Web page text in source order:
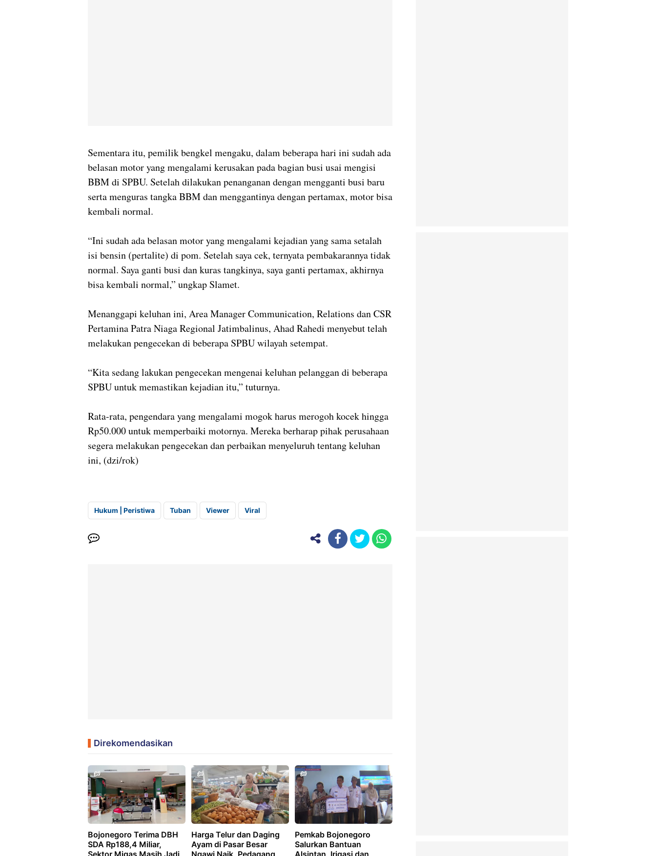
Sementara itu, pemilik bengkel mengaku, dalam beberapa hari ini sudah ada
belasan motor yang mengalami kerusakan pada bagian busi usai mengisi
BBM di SPBU. Setelah dilakukan penanganan dengan mengganti busi baru
serta menguras tangka BBM dan menggantinya dengan pertamax, motor bisa
kembali normal.
“Ini sudah ada belasan motor yang mengalami kejadian yang sama setalah
isi bensin (pertalite) di pom. Setelah saya cek, ternyata pembakarannya tidak
normal. Saya ganti busi dan kuras tangkinya, saya ganti pertamax, akhirnya
bisa kembali normal,” ungkap Slamet.
Menanggapi keluhan ini, Area Manager Communication, Relations dan CSR
Pertamina Patra Niaga Regional Jatimbalinus, Ahad Rahedi menyebut telah
melakukan pengecekan di beberapa SPBU wilayah setempat.
“Kita sedang lakukan pengecekan mengenai keluhan pelanggan di beberapa
SPBU untuk memastikan kejadian itu,” tuturnya.
Rata-rata, pengendara yang mengalami mogok harus merogoh kocek hingga
Rp50.000 untuk memperbaiki motornya. Mereka berharap pihak perusahaan
segera melakukan pengecekan dan perbaikan menyeluruh tentang keluhan
ini, (dzi/rok)
Hukum | Peristiwa Tuban Viewer Viral
Direkomendasikan
Bojonegoro Terima DBH
SDA Rp188,4 Miliar,
Sektor Migas Masih Jadi
Harga Telur dan Daging
Ayam di Pasar Besar
Ngawi Naik, Pedagang
Pemkab Bojonegoro
Salurkan Bantuan
Alsintan, Irigasi dan